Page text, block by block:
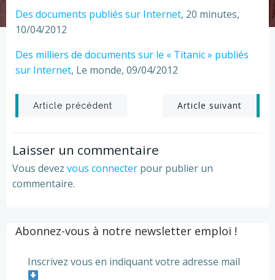
Des documents publiés sur Internet, 20 minutes,
10/04/2012
Des milliers de documents sur le « Titanic » publiés
sur Internet, Le monde, 09/04/2012
Post
navigation
Article précédent
Post
navigation
Article suivant
Laisser un commentaire
Vous devez vous connecter pour publier un
commentaire.
Abonnez-vous à notre newsletter emploi !
Inscrivez vous en indiquant votre adresse mail